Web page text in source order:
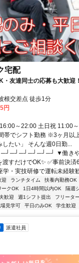
宅配
友達同士の応募も大歓迎！
根交差点 徒歩1分
円
～22:00 土日祝 11:00
帯でシフト勤務 ※3ヶ月以
たい」 そんな週0日勤...
▼働きや
すだけでOK✨ ✅事前決
学・実技研修で運転未経験
迎 ランチタイム 扶養内勤務OK
ークOK 1日4時間以内OK
隔週
歓迎 週1シフト提出 フリータ
見学可 平日のみOK 学生歓迎
派遣社員